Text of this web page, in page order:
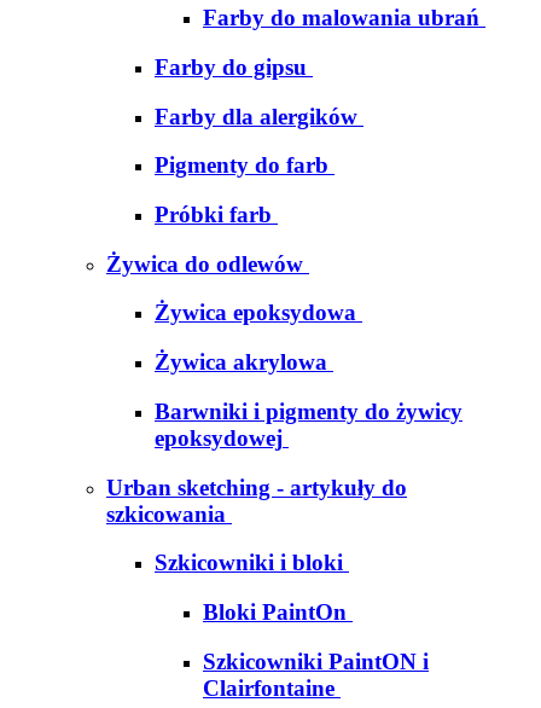
Farby do malowania ubrań
Farby do gipsu
Farby dla alergików
Pigmenty do farb
Próbki farb
Żywica do odlewów
Żywica epoksydowa
Żywica akrylowa
Barwniki i pigmenty do żywicy
epoksydowej
Urban sketching - artykuły do
szkicowania
Szkicowniki i bloki
Bloki PaintOn
Szkicowniki PaintON i
Clairfontaine